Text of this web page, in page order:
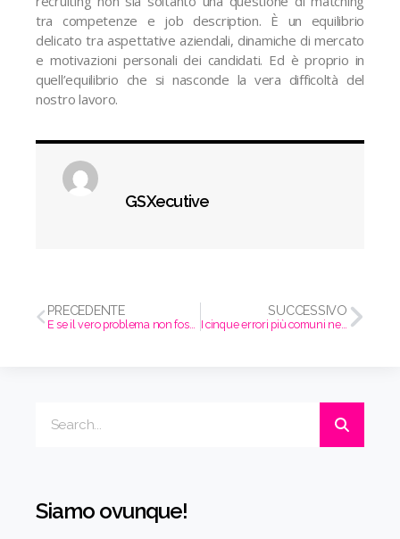
tra competenze e job description. È un equilibrio
delicato tra aspettative aziendali, dinamiche di mercato
e motivazioni personali dei candidati. Ed è proprio in
quell’equilibrio che si nasconde la vera difficoltà del
nostro lavoro.
GSXecutive
PRECEDENTE
E se il vero problema non fosse il cambiamento, ma la paura di affrontarlo?
SUCCESSIVO
I cinque errori più comuni nei colloqui di lavoro
Siamo ovunque!